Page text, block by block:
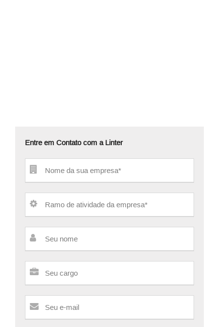
Entre em Contato com a Linter